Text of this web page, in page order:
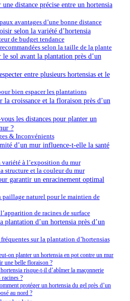
distance précise entre un hortensia
avantages d’une bonne distance
selon la variété d’hortensia
de budget tendance
selon la taille de la plante
le sol avant la plantation près d’un
entre plusieurs hortensias et le
bien espacer les plantations
la croissance et la floraison près d’un
les distances pour planter un
?
& Inconvénients
d’un mur influence-t-elle la santé
variété à l’exposition du mur
structure et la couleur du mur
garantir un enracinement optimal
paillage naturel pour le maintien de
de racines de surface
plantation d’un hortensia près d’un
sur la plantation d’hortensias
on planter un hortensia en pot contre un mur
une belle floraison ?
risque-t-il d’abîmer la maçonnerie
racines ?
protéger un hortensia du gel près d’un
au nord ?